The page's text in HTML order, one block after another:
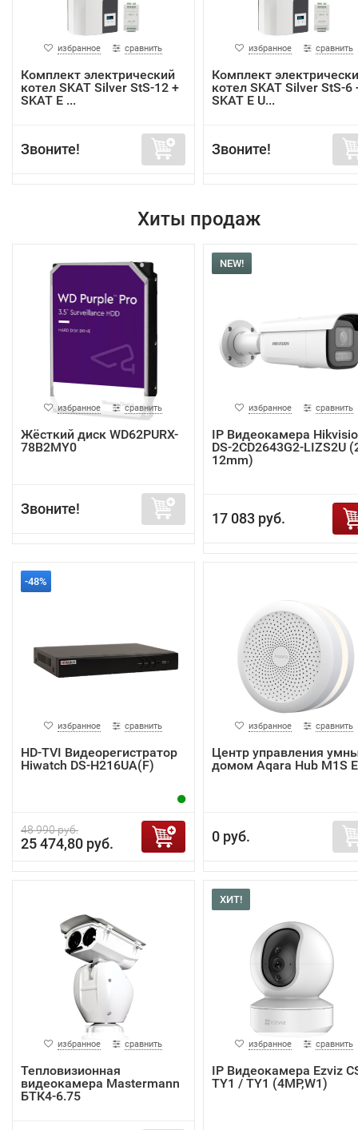
избранное сравнить
Комплект электрический
котел SKAT Silver StS-12 +
SKAT E ...
Звоните!
избранное сравнить
Комплект
котел SKAT Silver StS-6
SKAT E U...
Звоните!
Хиты продаж
избранное сравнить
Жёсткий диск WD62PURX-
78B2MY0
Звоните!
NEW!
избранное сравнить
IP Видеокамера
DS-2CD2643G2-LIZS2U
12mm)
17 083 руб.
-48%
избранное сравнить
HD-TVI Видеорегистратор
Hiwatch DS-H216UA(F)
48 990 руб.
25 474,80 руб.
избранное сравнить
Центр управления
домом Aqara Hub M1S
0 руб.
избранное сравнить
Тепловизионная
видеокамера Mastermann
БТК4-6.75
ХИТ!
избранное сравнить
IP Видеокамера Ezviz
TY1 / TY1 (4MP,W1)